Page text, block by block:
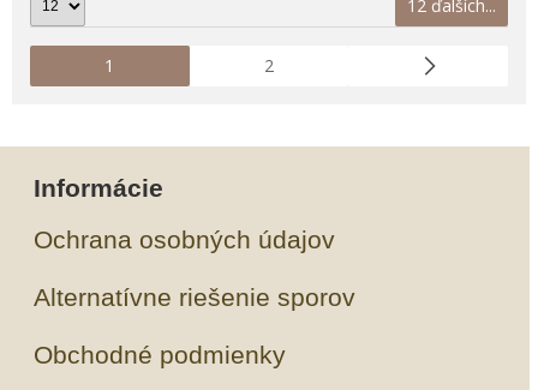
12 ďalších...
1 2
Informácie
Ochrana osobných údajov
Alternatívne riešenie sporov
Obchodné podmienky